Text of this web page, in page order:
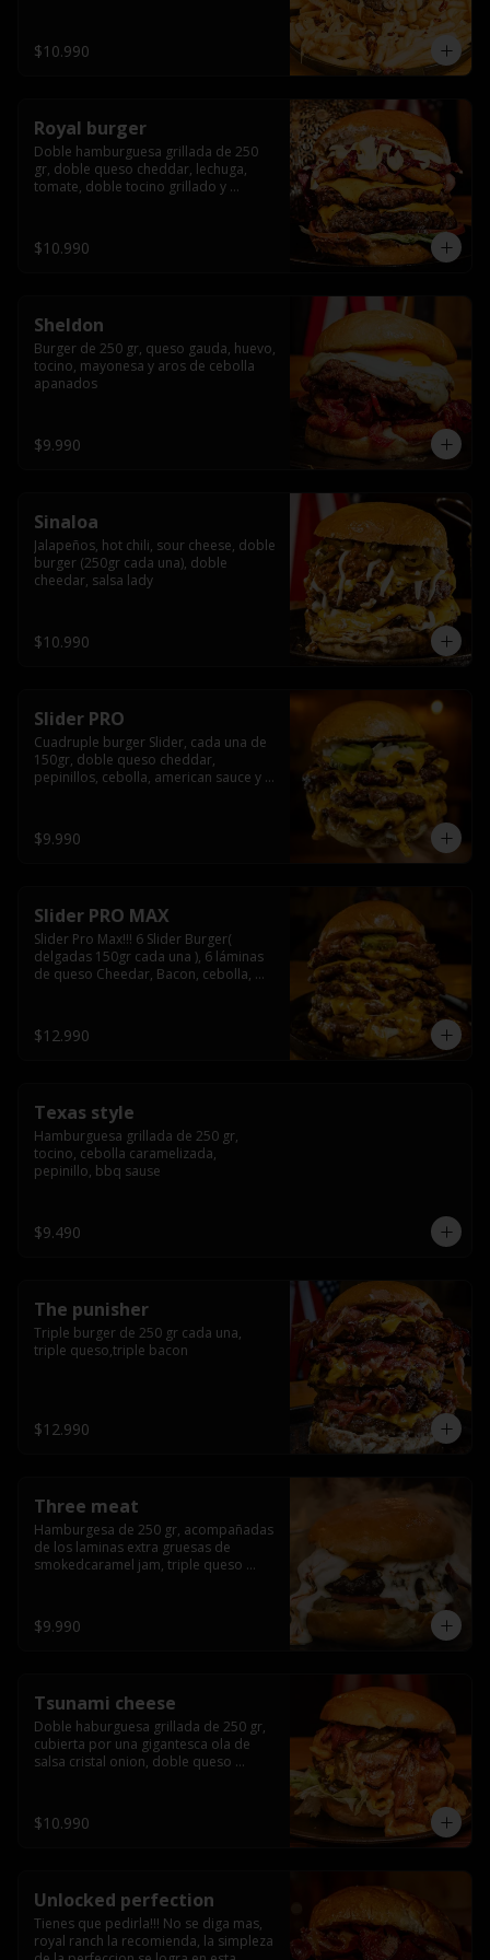
$10.990
Royal burger
Doble hamburguesa grillada de 250
gr, doble queso cheddar, lechuga,
tomate, doble tocino grillado y
salsa de queso cheddar.
$10.990
Sheldon
Burger de 250 gr, queso gauda, huevo,
tocino, mayonesa y aros de cebolla
apanados
$9.990
Sinaloa
Jalapeños, hot chili, sour cheese, doble
burger (250gr cada una), doble
cheedar, salsa lady
$10.990
Slider PRO
Cuadruple burger Slider, cada una de
150gr, doble queso cheddar,
pepinillos, cebolla, american sauce y
$9.990
Slider PRO MAX
Slider Pro Max!!! 6 Slider Burger(
delgadas 150gr cada una ), 6 láminas
de queso Cheedar, Bacon, cebolla,
$12.990
Texas style
Hamburguesa grillada de 250 gr,
tocino, cebolla caramelizada,
pepinillo, bbq sause
$9.490
The punisher
Triple burger de 250 gr cada una,
triple queso,triple bacon
$12.990
Three meat
Hamburgesa de 250 gr, acompañadas
de los laminas extra gruesas de
smokedcaramel jam, triple queso
$9.990
Tsunami cheese
Doble haburguesa grillada de 250 gr,
cubierta por una gigantesca ola de
salsa cristal onion, doble queso
grill y los mas ricos jalapeños
jalapeños de todo texas.
$10.990
Unlocked perfection
Tienes que pedirla!!! No se diga mas,
royal ranch la recomienda, la simpleza